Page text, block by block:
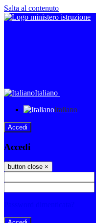
Salta al contenuto
Italiano
Italiano
Accedi
Accedi
button close ×